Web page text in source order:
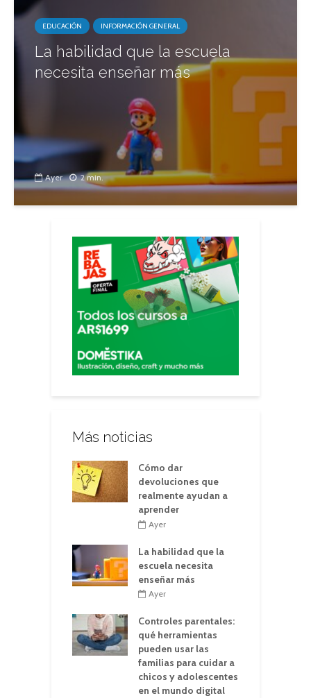
EDUCACIÓN INFORMACIÓN GENERAL
La habilidad que la escuela
necesita enseñar más
Ayer 2 min.
Más noticias
Cómo dar
devoluciones que
realmente ayudan a
aprender
Ayer
La habilidad que la
escuela necesita
enseñar más
Ayer
Controles parentales:
qué herramientas
pueden usar las
familias para cuidar a
chicos y adolescentes
en el mundo digital